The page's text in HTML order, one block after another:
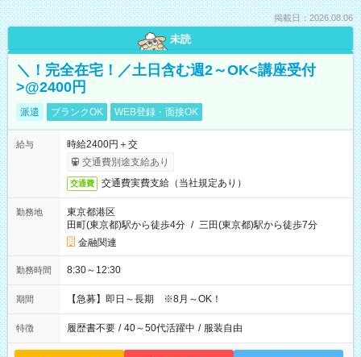
掲載日：2026.08.06
未読
＼！完全在宅！／土日含む週2～OK<講座受付
>@2400円
派遣 ブランクOK WEB登録・面接OK
給与
時給2400円＋交
交通費別途支給あり
交通費 交通費実費支給（当社規定あり）
勤務地
東京都港区
田町(東京都)駅から徒歩4分 / 三田(東京都)駅から徒歩7分
金融関連
勤務時間 8:30～12:30
期間 【急募】即日～長期 ※8月～OK！
特徴 履歴書不要 / 40～50代活躍中 / 服装自由